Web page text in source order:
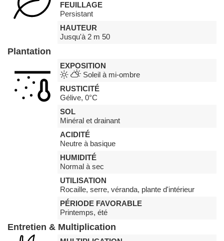
FEUILLAGE
Persistant
HAUTEUR
Jusqu'à 2 m 50
Plantation
EXPOSITION
Soleil à mi-ombre
RUSTICITÉ
Gélive, 0°C
SOL
Minéral et drainant
ACIDITÉ
Neutre à basique
HUMIDITÉ
Normal à sec
UTILISATION
Rocaille, serre, véranda, plante d'intérieur
PÉRIODE FAVORABLE
Printemps, été
Entretien & Multiplication